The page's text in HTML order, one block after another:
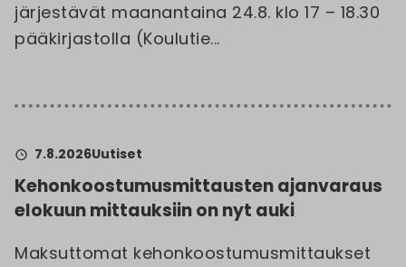
järjestävät maanantaina 24.8. klo 17 – 18.30
pääkirjastolla (Koulutie...
7.8.2026Uutiset
Kehonkoostumusmittausten ajanvaraus
elokuun mittauksiin on nyt auki
Maksuttomat kehonkoostumusmittaukset